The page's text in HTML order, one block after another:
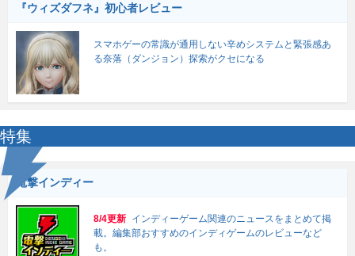
『ウィズダフネ』初心者レビュー
スマホゲーの常識が通用しない辛めシステムと緊張感あ
る奈落（ダンジョン）探索がクセになる
特集
電撃インディー
8/4更新 インディーゲーム関連のニュースをまとめて掲
載。編集部おすすめのインディゲームのレビューなど
も。